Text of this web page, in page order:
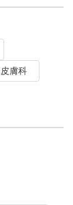
膚科